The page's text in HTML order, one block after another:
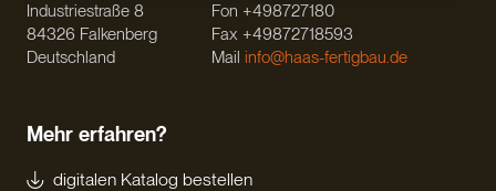
Industriestraße 8
84326 Falkenberg
Deutschland
Fon +498727180
Fax +49872718593
Mail info@haas-fertigbau.de
Mehr erfahren?
digitalen Katalog bestellen